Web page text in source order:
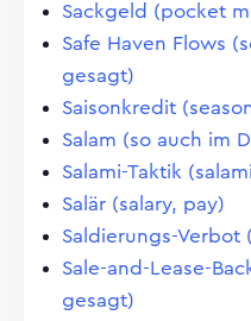
Sackgeld (pocket
Safe Haven Flows
gesagt)
Saisonkredit
Salam (so auch im
Salami-Taktik
Salär (salary, pay)
Saldierungs-
Sale-and-Lease-
gesagt)